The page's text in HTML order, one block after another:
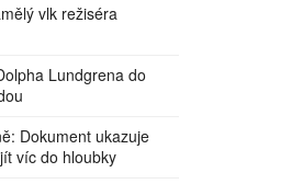
vlk režiséra
Lundgrena do
Dokument ukazuje
víc do hloubky